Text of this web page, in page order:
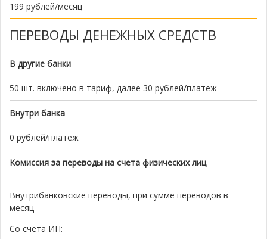
199 рублей/месяц
ПЕРЕВОДЫ ДЕНЕЖНЫХ СРЕДСТВ
В другие банки
50 шт. включено в тариф, далее 30 рублей/платеж
Внутри банка
0 рублей/платеж
Комиссия за переводы на счета физических лиц
Внутрибанковские переводы, при сумме переводов в
месяц
Со счета ИП: